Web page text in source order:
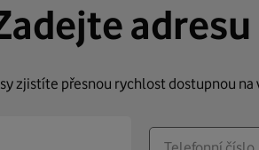
adresu
zjistíte přesnou rychlost dostupnou na